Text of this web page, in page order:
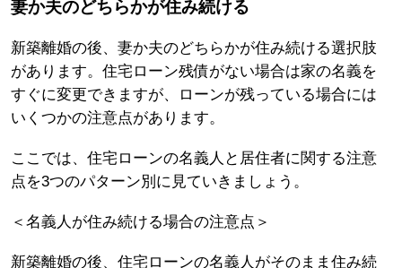
妻か夫のどちらかが住み続ける
新築離婚の後、妻か夫のどちらかが住み続ける選択肢
があります。住宅ローン残債がない場合は家の名義を
すぐに変更できますが、ローンが残っている場合には
いくつかの注意点があります。
ここでは、住宅ローンの名義人と居住者に関する注意
点を3つのパターン別に見ていきましょう。
＜名義人が住み続ける場合の注意点＞
新築離婚の後、住宅ローンの名義人がそのまま住み続